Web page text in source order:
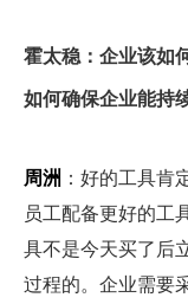
霍太稳：企业该如
如何确保企业能持
周洲 ：好的工具
员工配备更好的工
具不是今天买了后
过程的。企业需要